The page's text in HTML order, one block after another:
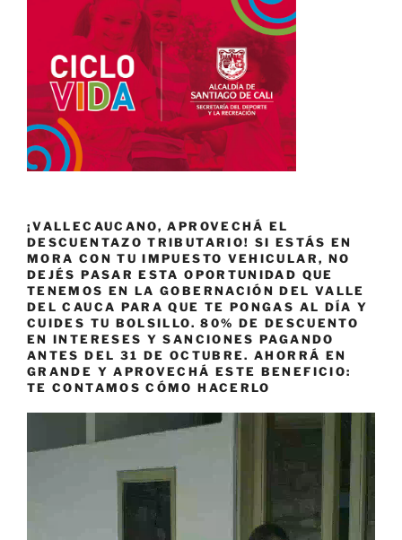
¡VALLECAUCANO, APROVECHÁ EL
DESCUENTAZO TRIBUTARIO! SI ESTÁS EN
MORA CON TU IMPUESTO VEHICULAR, NO
DEJÉS PASAR ESTA OPORTUNIDAD QUE
TENEMOS EN LA GOBERNACIÓN DEL VALLE
DEL CAUCA PARA QUE TE PONGAS AL DÍA Y
CUIDES TU BOLSILLO. 80% DE DESCUENTO
EN INTERESES Y SANCIONES PAGANDO
ANTES DEL 31 DE OCTUBRE. AHORRÁ EN
GRANDE Y APROVECHÁ ESTE BENEFICIO:
TE CONTAMOS CÓMO HACERLO